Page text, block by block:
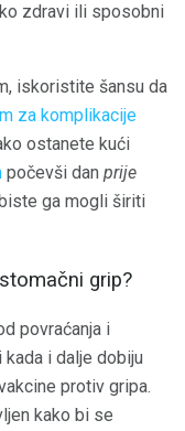
zdravi ili sposobni
iskoristite šansu da
za komplikacije
ostanete kući
počevši dan prije
ga mogli širiti
grip?
povraćanja i
i dalje dobiju
protiv gripa.
kako bi se